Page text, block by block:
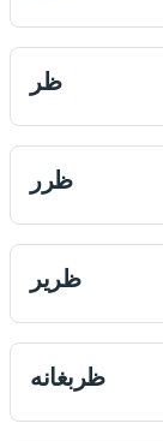
ظر
ظرر
ظرير
ظربغانه